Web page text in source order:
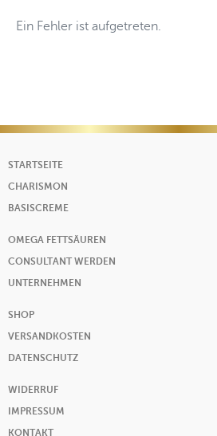
Ein Fehler ist aufgetreten.
STARTSEITE
CHARISMON
BASISCREME
OMEGA FETTSÄUREN
CONSULTANT WERDEN
UNTERNEHMEN
SHOP
VERSANDKOSTEN
DATENSCHUTZ
WIDERRUF
IMPRESSUM
KONTAKT